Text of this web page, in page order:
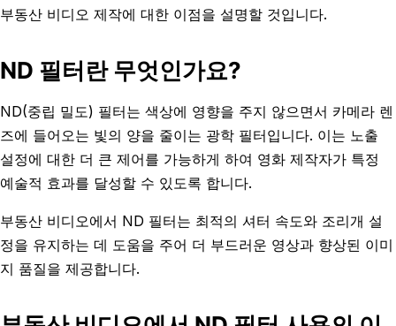
부동산 비디오 제작에 대한 이점을 설명할 것입니다.
ND 필터란 무엇인가요?
ND(중립 밀도) 필터는 색상에 영향을 주지 않으면서 카메라 렌
즈에 들어오는 빛의 양을 줄이는 광학 필터입니다. 이는 노출
설정에 대한 더 큰 제어를 가능하게 하여 영화 제작자가 특정
예술적 효과를 달성할 수 있도록 합니다.
부동산 비디오에서 ND 필터는 최적의 셔터 속도와 조리개 설
정을 유지하는 데 도움을 주어 더 부드러운 영상과 향상된 이미
지 품질을 제공합니다.